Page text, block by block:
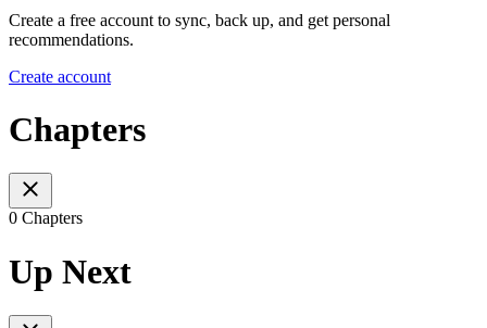
Create a free account to sync, back up, and get personal
recommendations.
Create account
Chapters
0 Chapters
Up Next